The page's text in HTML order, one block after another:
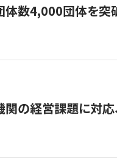
数4,000団体を突
関の経営課題に対応